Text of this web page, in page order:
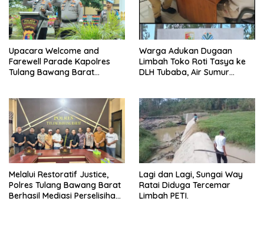
Upacara Welcome and
Farewell Parade Kapolres
Tulang Bawang Barat
Warga Adukan Dugaan
Limbah Toko Roti Tasya ke
DLH Tubaba, Air Sumur
Melalui Restoratif Justice,
Polres Tulang Bawang Barat
Berhasil Mediasi Perselisihan
Lagi dan Lagi, Sungai Way
Ratai Diduga Tercemar
Limbah PETI.